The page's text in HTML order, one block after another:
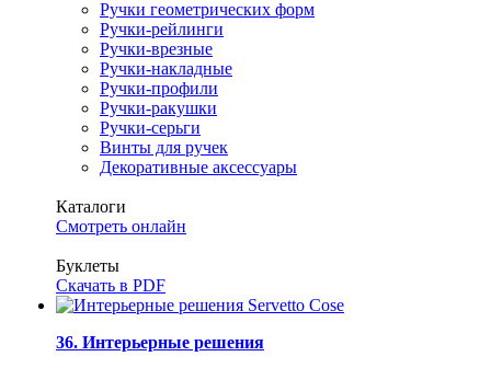
Ручки геометрических форм
Ручки-рейлинги
Ручки-врезные
Ручки-накладные
Ручки-профили
Ручки-ракушки
Ручки-серьги
Винты для ручек
Декоративные аксессуары
Каталоги
Смотреть онлайн
Буклеты
Скачать в PDF
36. Интерьерные решения